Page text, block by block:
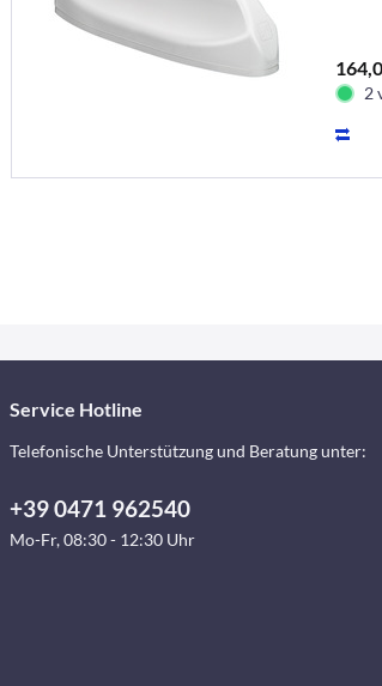
2
Service Hotline
Telefonische Unterstützung und Beratung unter:
+39 0471 962540
Mo-Fr, 08:30 - 12:30 Uhr